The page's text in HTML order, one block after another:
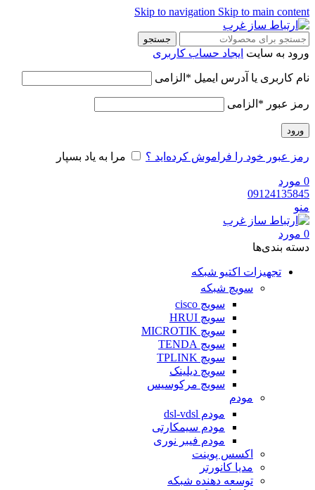
Skip to navigation Skip to main content
جستجو
ورود به سایت ایجاد حساب کاربری
نام کاربری یا آدرس ایمیل * الزامی
رمز عبور * الزامی
ورود
رمز عبور خود را فراموش کرده‌اید ؟ مرا به یاد بسپار
0 مورد
09124135845
منو
0 مورد
دسته‌ بندی‌ها
تجهیزات اکتیو شبکه
سویچ شبکه
سویچ cisco
سویچ HRUI
سویچ MICROTIK
سویچ TENDA
سویچ TPLINK
سویچ دیلینک
سویچ مرکوسیس
مودم
مودم dsl-vdsl
مودم سیمکارتی
مودم فیبر نوری
اکسس پوینت
مدیا کانورتر
توسعه دهنده شبکه